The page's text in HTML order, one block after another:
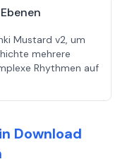
Mustard v2, um
mehrere
Rhythmen auf
Download